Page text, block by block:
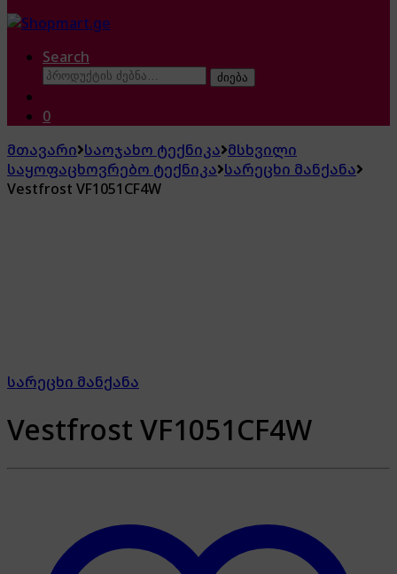
Search
ძებნა:
ძიება
0
მთავარი საოჯახო ტექნიკა მსხვილი
საყოფაცხოვრებო ტექნიკა სარეცხი მანქანა
Vestfrost VF1051CF4W
სარეცხი მანქანა
Vestfrost VF1051CF4W